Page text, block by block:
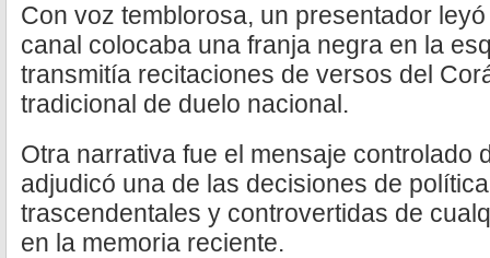
Con voz temblorosa, un presentador
canal colocaba una franja negra en la
transmitía recitaciones de versos del
tradicional de duelo nacional.
Otra narrativa fue el mensaje controlado
adjudicó una de las decisiones de
trascendentales y controvertidas de
en la memoria reciente.